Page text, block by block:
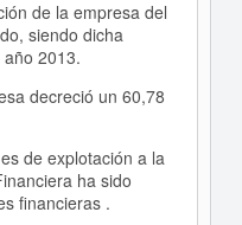
de la empresa del
siendo dicha
2013.
decreció un 60,78
de explotación a la
ha sido
financieras .